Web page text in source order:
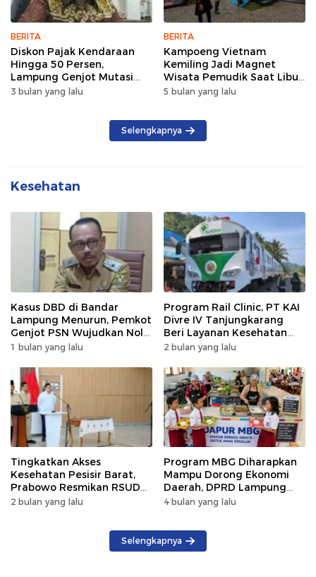
BERITA
Diskon Pajak Kendaraan
Hingga 50 Persen,
Lampung Genjot Mutasi
Kendaraan Luar Daerah
3 bulan yang lalu
BERITA
Kampoeng Vietnam
Kemiling Jadi Magnet
Wisata Pemudik Saat Libur
Lebaran
5 bulan yang lalu
Selengkapnya
Kesehatan
Kasus DBD di Bandar
Lampung Menurun, Pemkot
Genjot PSN Wujudkan Nol
Kematian
1 bulan yang lalu
Program Rail Clinic, PT KAI
Divre IV Tanjungkarang
Beri Layanan Kesehatan
Gratis 250 Warga
2 bulan yang lalu
Tingkatkan Akses
Kesehatan Pesisir Barat,
Prabowo Resmikan RSUD
KH Muhammad Thohir
2 bulan yang lalu
Program MBG Diharapkan
Mampu Dorong Ekonomi
Daerah, DPRD Lampung
Tekankan Pemanfaatan
4 bulan yang lalu
Selengkapnya